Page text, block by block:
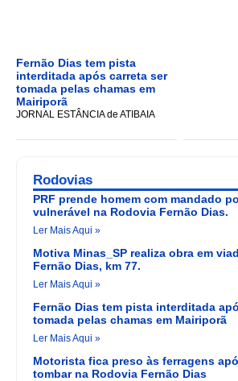
Fernão Dias tem pista
interditada após carreta ser
tomada pelas chamas em
Mairiporã
JORNAL ESTÂNCIA de ATIBAIA
Rodovias
PRF prende homem com mandado
vulnerável na Rodovia Fernão Dias.
Ler Mais Aqui »
Motiva Minas_SP realiza obra em
Fernão Dias, km 77.
Ler Mais Aqui »
Fernão Dias tem pista interditada
tomada pelas chamas em Mairiporã
Ler Mais Aqui »
Motorista fica preso às ferragens
tombar na Rodovia Fernão Dias